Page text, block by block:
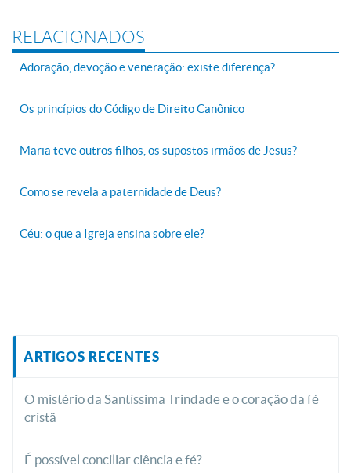
RELACIONADOS
Adoração, devoção e veneração: existe diferença?
Os princípios do Código de Direito Canônico
Maria teve outros filhos, os supostos irmãos de Jesus?
Como se revela a paternidade de Deus?
Céu: o que a Igreja ensina sobre ele?
ARTIGOS RECENTES
O mistério da Santíssima Trindade e o coração da fé
cristã
É possível conciliar ciência e fé?